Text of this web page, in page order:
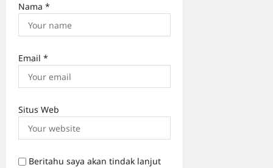
Nama *
Email *
Situs Web
Beritahu saya akan tindak lanjut